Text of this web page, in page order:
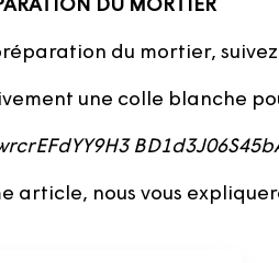
DU MORTIER
du mortier,
une colle blanche
article, nous vous